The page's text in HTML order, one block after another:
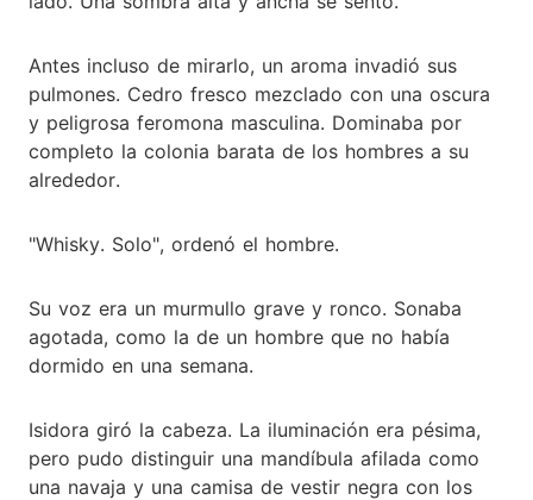
Antes incluso de mirarlo, un aroma invadió sus
pulmones. Cedro fresco mezclado con una oscura
y peligrosa feromona masculina. Dominaba por
completo la colonia barata de los hombres a su
alrededor.
"Whisky. Solo", ordenó el hombre.
Su voz era un murmullo grave y ronco. Sonaba
agotada, como la de un hombre que no había
dormido en una semana.
Isidora giró la cabeza. La iluminación era pésima,
pero pudo distinguir una mandíbula afilada como
una navaja y una camisa de vestir negra con los